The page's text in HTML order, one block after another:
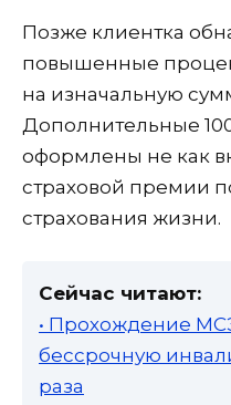
Позже клиентка
повышенные
на изначальную
Дополнительные
оформлены не как
страховой премии
страхования жизни.
Сейчас читают:
• Прохождение
бессрочную
раза